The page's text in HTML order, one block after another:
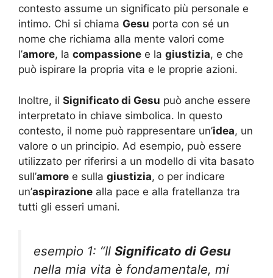
contesto assume un significato più personale e
intimo. Chi si chiama Gesu porta con sé un
nome che richiama alla mente valori come
l’amore, la compassione e la giustizia, e che
può ispirare la propria vita e le proprie azioni.
Inoltre, il Significato di Gesu può anche essere
interpretato in chiave simbolica. In questo
contesto, il nome può rappresentare un’idea, un
valore o un principio. Ad esempio, può essere
utilizzato per riferirsi a un modello di vita basato
sull’amore e sulla giustizia, o per indicare
un’aspirazione alla pace e alla fratellanza tra
tutti gli esseri umani.
esempio 1: “Il Significato di Gesu
nella mia vita è fondamentale, mi